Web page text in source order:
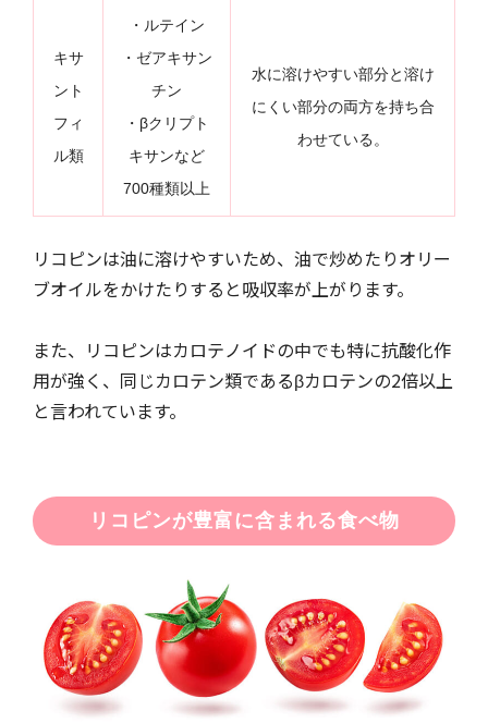
キサ
ント
フィ
ル類
・ルテイン
・ゼアキサン
チン
・βクリプト
キサンなど
700種類以上
水に溶けやすい部分と溶け
にくい部分の両方を持ち合
わせている。
リコピンは油に溶けやすいため、油で炒めたりオリー
ブオイルをかけたりすると吸収率が上がります。
また、リコピンはカロテノイドの中でも特に抗酸化作
用が強く、同じカロテン類であるβカロテンの2倍以上
と言われています。
リコピンが豊富に含まれる食べ物